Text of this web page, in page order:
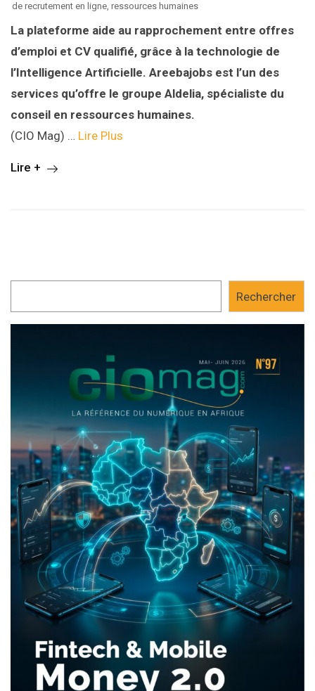
de recrutement en ligne, ressources humaines
La plateforme aide au rapprochement entre offres
d’emploi et CV qualifié, grâce à la technologie de
l’Intelligence Artificielle. Areebajobs est l’un des
services qu’offre le groupe Aldelia, spécialiste du
conseil en ressources humaines.
(CIO Mag) … Lire Plus
Lire +
Rechercher